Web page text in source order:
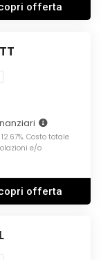
offerta
Costo totale
e/o
offerta